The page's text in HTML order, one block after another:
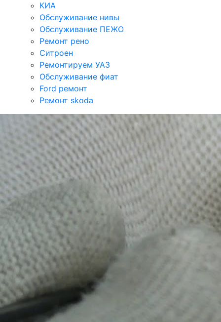
КИА
Обслуживание нивы
Обслуживание ПЕЖО
Ремонт рено
Ситроен
Ремонтируем УАЗ
Обслуживание фиат
Ford ремонт
Ремонт skoda